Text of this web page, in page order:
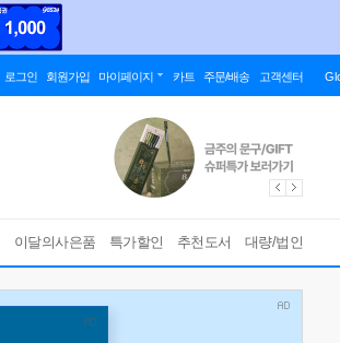
로그인 회원가입 마이페이지 카트 주문/배송 고객센터
이달의사은품 특가할인 추천도서 대량/법인